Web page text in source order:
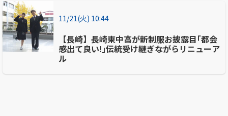
11/21(火) 10:44
【長崎】長崎東中高が新制服お披露目｢都会
感出て良い!｣伝統受け継ぎながらリニューア
ル